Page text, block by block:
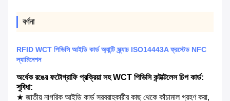
বর্ণনা
RFID WCT পিভিসি আইডি কার্ড অ্যান্টি স্ক্র্যাচ ISO14443A ফ্রস্টেড NFC
ল্যামিনেশন
অর্ধেক রঙের ফটোগ্রাফি প্রক্রিয়া সহ WCT পিভিসি কন্টাক্টলেস চিপ কার্ড:
সুবিধা:
★ জাতীয় নাগরিক আইডি কার্ড সরবরাহকারীর কাছ থেকে কাঁচামাল গ্রহণ করা,